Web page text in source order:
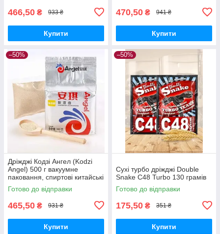
466,50 ₴ 933 ₴
Купити
470,50 ₴ 941 ₴
Купити
–50%
Дріжджі Кодзі Ангел (Kodzi
Angel) 500 г вакуумне
паковання, спиртові китайські
дріжджі
Готово до відправки
465,50 ₴ 931 ₴
Купити
–50%
Сухі турбо дріжджі Double
Snake C48 Turbo 130 грамів
Готово до відправки
175,50 ₴ 351 ₴
Купити